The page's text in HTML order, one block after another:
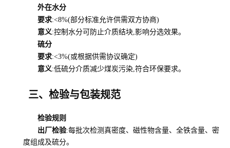
外在水分
要求:<8%(部分标准允许供需双方协商)
意义:控制水分可防止介质结块,影响分选效果。
硫分
要求:<3%(或根据供需协议确定)
意义:低硫分介质减少煤炭污染,符合环保要求。
三、检验与包装规范
检验规则
出厂检验:每批次检测真密度、磁性物含量、全铁含量、密
度组成及硫分。